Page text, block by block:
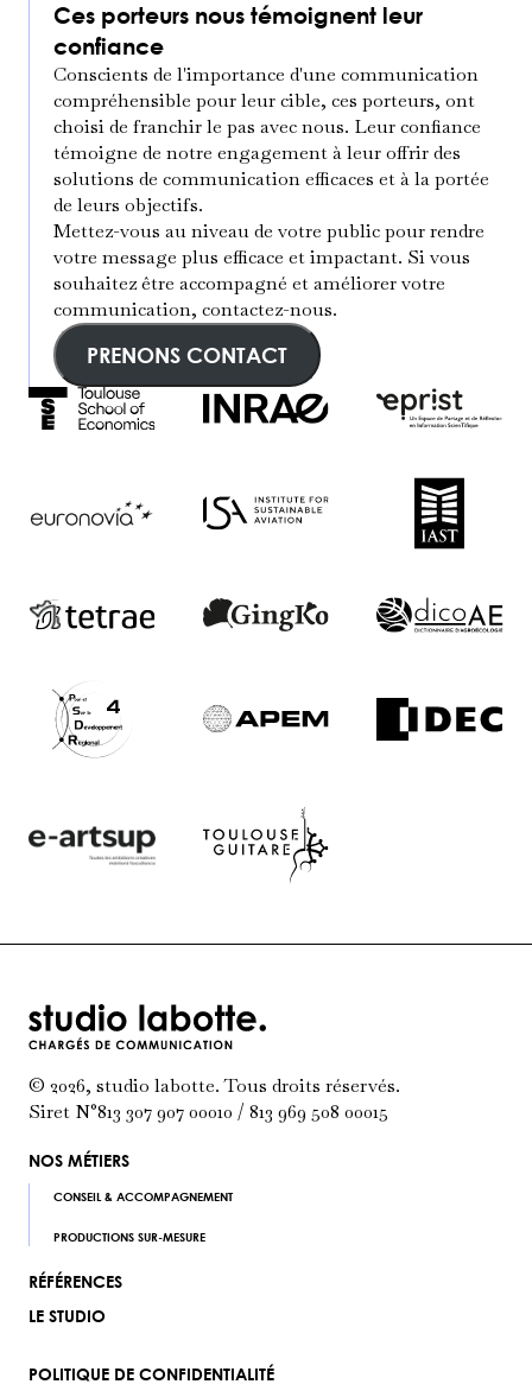
Ces porteurs nous témoignent leur
confiance
Conscients de l'importance d'une communication
compréhensible pour leur cible, ces porteurs, ont
choisi de franchir le pas avec nous. Leur confiance
témoigne de notre engagement à leur offrir des
solutions de communication efficaces et à la portée
de leurs objectifs.
Mettez-vous au niveau de votre public pour rendre
votre message plus efficace et impactant. Si vous
souhaitez être accompagné et améliorer votre
communication, contactez-nous.
PRENONS CONTACT
© 2026, studio labotte. Tous droits réservés.
Siret N°813 307 907 00010 / 813 969 508 00015
NOS MÉTIERS
CONSEIL & ACCOMPAGNEMENT
PRODUCTIONS SUR-MESURE
RÉFÉRENCES
LE STUDIO
POLITIQUE DE CONFIDENTIALITÉ